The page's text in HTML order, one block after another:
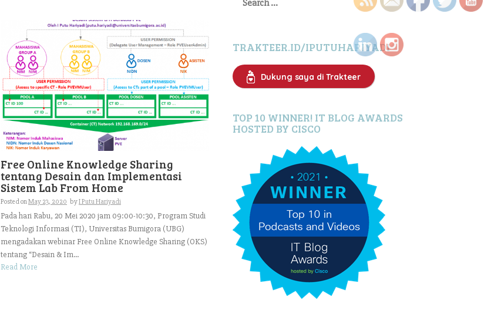
Free Online Knowledge Sharing
tentang Desain dan Implementasi
Sistem Lab From Home
Posted onMay 23, 2020 byI Putu Hariyadi
Pada hari Rabu, 20 Mei 2020 jam 09:00-10:30, Program Studi
Teknologi Informasi (TI), Universitas Bumigora (UBG)
mengadakan webinar Free Online Knowledge Sharing (OKS)
tentang “Desain & Im...
Read More
for:
TRAKTEER.ID/IPUTUHARIYADI
Dukung saya di Trakteer
TOP 10 WINNER! IT BLOG AWARDS
HOSTED BY CISCO